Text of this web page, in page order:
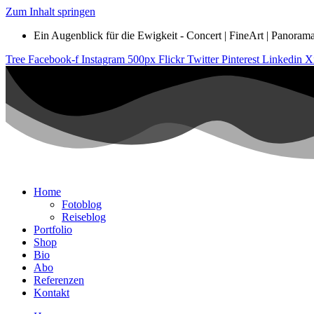
Zum Inhalt springen
Ein Augenblick für die Ewigkeit - Concert | FineArt |
Tree Facebook-f Instagram 500px Flickr Twitter Pinterest Linkedin
Home
Fotoblog
Reiseblog
Portfolio
Shop
Bio
Abo
Referenzen
Kontakt